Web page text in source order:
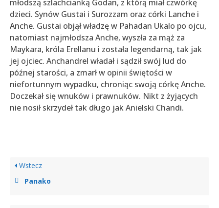
młodszą szlachcianką Godan, z którą miał czwórkę
dzieci. Synów Gustai i Surozzam oraz córki Lanche i
Anche. Gustai objął władzę w Pahadan Ukalo po ojcu,
natomiast najmłodsza Anche, wyszła za mąż za
Maykara, króla Erellanu i została legendarną, tak jak
jej ojciec. Anchandrel władał i sądził swój lud do
późnej starości, a zmarł w opinii świętości w
niefortunnym wypadku, chroniąc swoją córkę Anche.
Doczekał się wnuków i prawnuków. Nikt z żyjących
nie nosił skrzydeł tak długo jak Anielski Chandi.
Wstecz
Panako